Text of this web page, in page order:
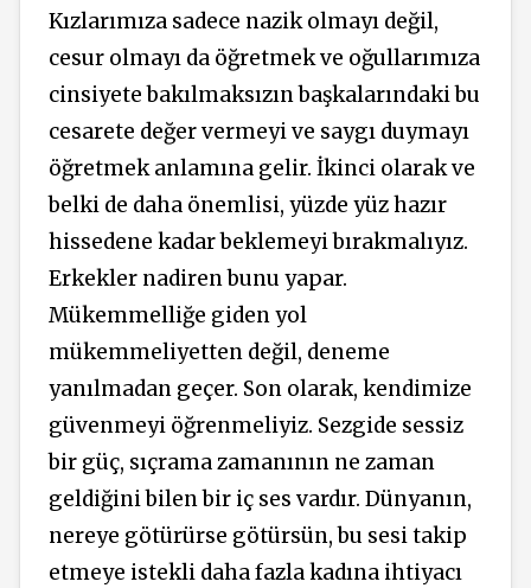
Kızlarımıza sadece nazik olmayı değil,
cesur olmayı da öğretmek ve oğullarımıza
cinsiyete bakılmaksızın başkalarındaki bu
cesarete değer vermeyi ve saygı duymayı
öğretmek anlamına gelir. İkinci olarak ve
belki de daha önemlisi, yüzde yüz hazır
hissedene kadar beklemeyi bırakmalıyız.
Erkekler nadiren bunu yapar.
Mükemmelliğe giden yol
mükemmeliyetten değil, deneme
yanılmadan geçer. Son olarak, kendimize
güvenmeyi öğrenmeliyiz. Sezgide sessiz
bir güç, sıçrama zamanının ne zaman
geldiğini bilen bir iç ses vardır. Dünyanın,
nereye götürürse götürsün, bu sesi takip
etmeye istekli daha fazla kadına ihtiyacı